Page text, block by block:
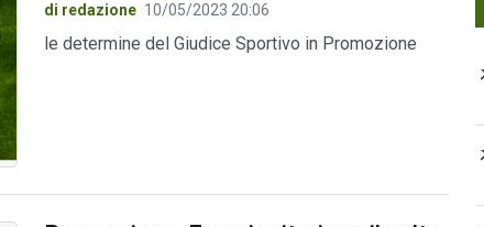
di redazione 10/05/2023 20:06
le determine del Giudice Sportivo in Promozione